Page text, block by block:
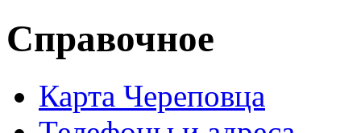
Справочное
Карта Череповца